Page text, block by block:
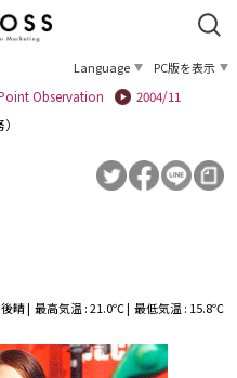
Language
PC版を表示
Observation
2004/11
晴 | 最高気温 : 21.0℃ | 最低気温 : 15.8℃